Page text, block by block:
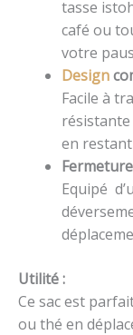
tasse
café ou
votre
Design
Facile à
en
Equipé
Utilité :
Ce sac est
ou thé en